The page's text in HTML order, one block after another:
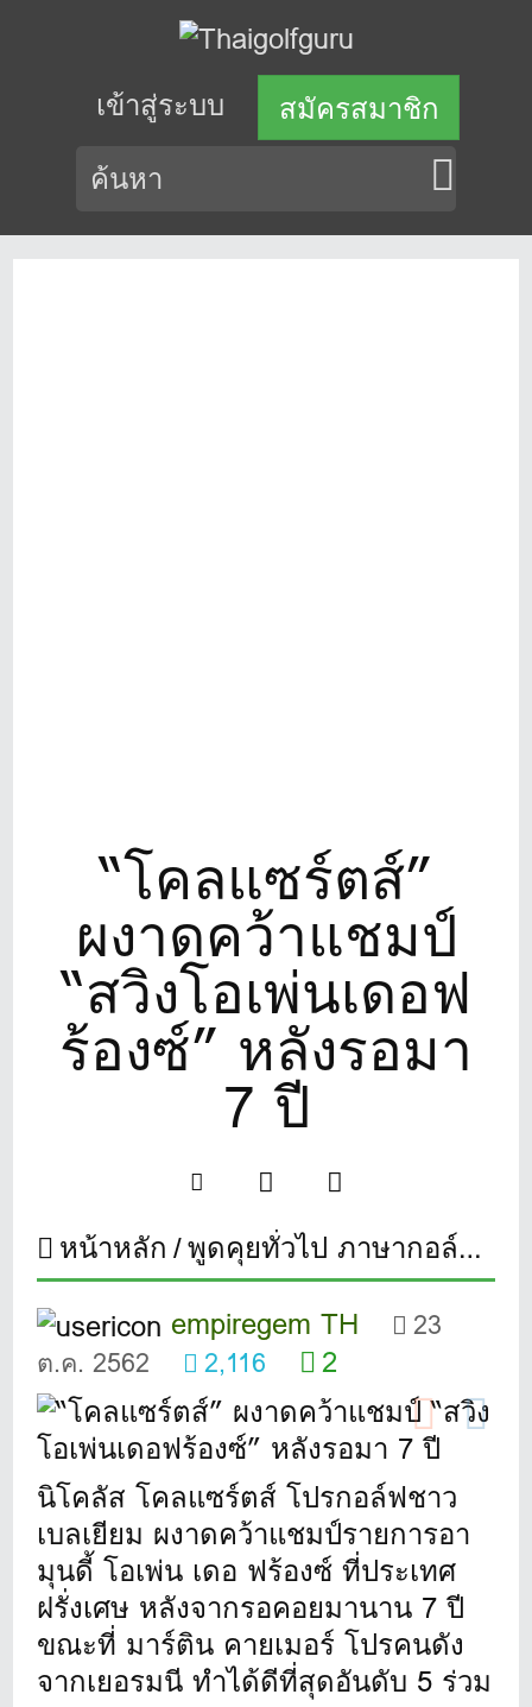
เข้าสู่ระบบ สมัครสมาชิก
“โคลแซร์ตส์”
ผงาดคว้าแชมป์
“สวิงโอเพ่นเดอฟ
ร้องซ์” หลังรอมา
7 ปี
หน้าหลัก พูดคุยทั่วไป ภาษากอล์ฟ
empiregem TH
23
ต.ค. 2562
2,116 2
นิโคลัส โคลแซร์ตส์ โปรกอล์ฟชาว
เบลเยียม ผงาดคว้าแชมป์รายการอา
มุนดี้ โอเพ่น เดอ ฟร้องซ์ ที่ประเทศ
ฝรั่งเศษ หลังจากรอคอยมานาน 7 ปี
ขณะที่ มาร์ติน คายเมอร์ โปรคนดัง
จากเยอรมนี ทำได้ดีที่สุดอันดับ 5 ร่วม